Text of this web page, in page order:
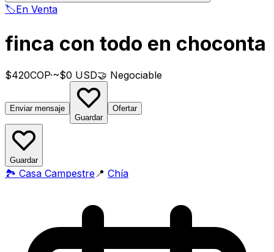
🏷️En Venta
finca con todo en choconta
$420COP·~$0 USD🤝 Negociable
Enviar mensaje
Guardar
Ofertar
Guardar
🏞️ Casa Campestre 📍 Chía